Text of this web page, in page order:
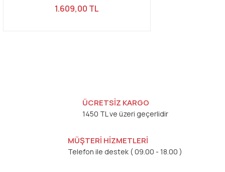
1.609,00 TL
ÜCRETSİZ KARGO
1450 TL ve üzeri geçerlidir
MÜŞTERİ HİZMETLERİ
Telefon ile destek ( 09.00 - 18.00 )